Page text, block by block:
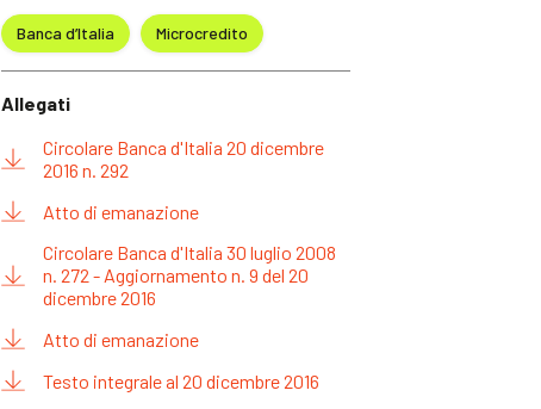
Banca d’Italia Microcredito
Allegati
Circolare Banca d'Italia 20 dicembre
2016 n. 292
Atto di emanazione
Circolare Banca d'Italia 30 luglio 2008
n. 272 - Aggiornamento n. 9 del 20
dicembre 2016
Atto di emanazione
Testo integrale al 20 dicembre 2016